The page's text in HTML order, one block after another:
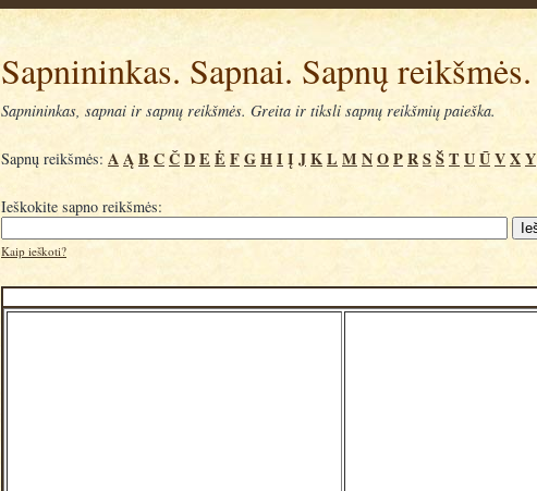
Sapnininkas. Sapnai. Sapnų reikšmės.
Sapnininkas, sapnai ir sapnų reikšmės. Greita ir tiksli sapnų reikšmių paieška.
Sapnų reikšmės: AĄB CČDE Ė FGHIĮJKL M NOPRSŠT UŪVXY
Ieškokite sapno reikšmės:
Kaip ieškoti?